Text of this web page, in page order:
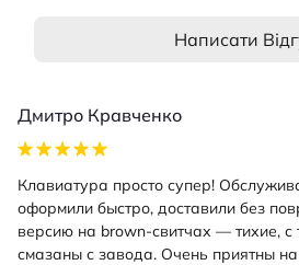
Написати
Дмитро Кравченко
Клавиатура просто супер!
оформили быстро, доставили без
версию на brown-свитчах — тихие, с
смазаны с завода. Очень приятны